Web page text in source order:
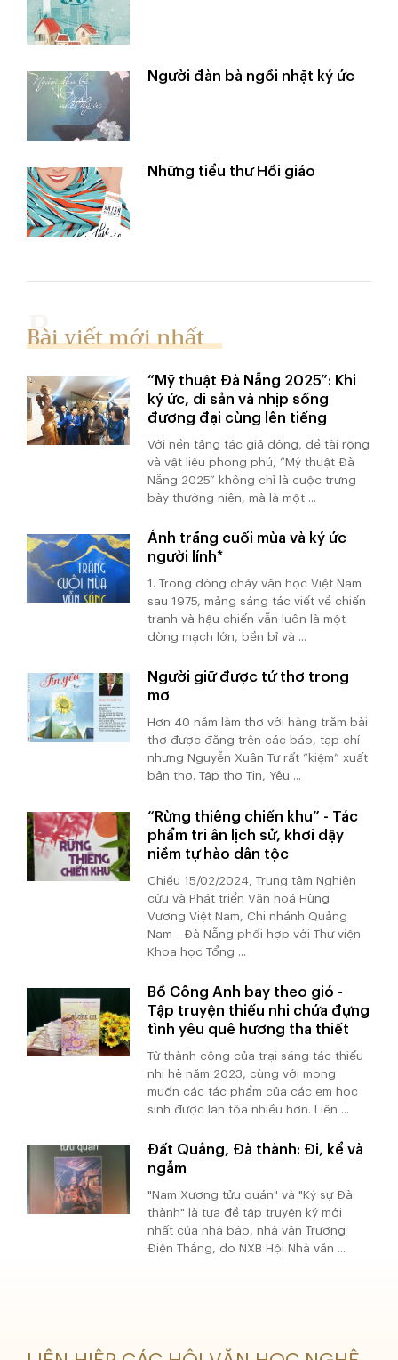
Người đàn bà ngồi nhặt ký ức
Những tiểu thư Hồi giáo
Bài viết mới nhất
“Mỹ thuật Đà Nẵng 2025”: Khi
ký ức, di sản và nhịp sống
đương đại cùng lên tiếng
Với nền tảng tác giả đông, đề tài rộng
và vật liệu phong phú, “Mỹ thuật Đà
Nẵng 2025” không chỉ là cuộc trưng
bày thường niên, mà là một ...
Ánh trăng cuối mùa và ký ức
người lính*
1. Trong dòng chảy văn học Việt Nam
sau 1975, mảng sáng tác viết về chiến
tranh và hậu chiến vẫn luôn là một
dòng mạch lớn, bền bỉ và ...
Người giữ được tứ thơ trong
mơ
Hơn 40 năm làm thơ với hàng trăm bài
thơ được đăng trên các báo, tạp chí
nhưng Nguyễn Xuân Tư rất “kiệm” xuất
bản thơ. Tập thơ Tin, Yêu ...
“Rừng thiêng chiến khu” - Tác
phẩm tri ân lịch sử, khơi dậy
niềm tự hào dân tộc
Chiều 15/02/2024, Trung tâm Nghiên
cứu và Phát triển Văn hoá Hùng
Vương Việt Nam, Chi nhánh Quảng
Nam - Đà Nẵng phối hợp với Thư viện
Khoa học Tổng ...
Bồ Công Anh bay theo gió -
Tập truyện thiếu nhi chứa đựng
tình yêu quê hương tha thiết
Từ thành công của trại sáng tác thiếu
nhi hè năm 2023, cùng với mong
muốn các tác phẩm của các em học
sinh được lan tỏa nhiều hơn. Liên ...
Đất Quảng, Đà thành: Đi, kể và
ngẫm
"Nam Xương tửu quán" và "Ký sự Đà
thành" là tựa đề tập truyện ký mới
nhất của nhà báo, nhà văn Trương
Điện Thắng, do NXB Hội Nhà văn ...